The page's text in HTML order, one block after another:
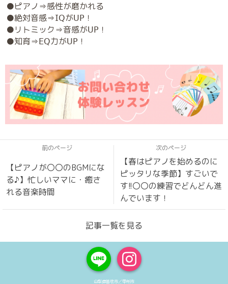
●ピアノ⇒感性が磨かれる
●絶対音感⇒𝖨𝖰が𝖴𝖯！
●リトミック⇒音感が𝖴𝖯！
●知育⇒𝖤𝖰力が𝖴𝖯！
前のページ
【ピアノが〇〇のBGMにな
る♪】忙しいママに・癒さ
れる音楽時間
次のページ
【春はピアノを始めるのに
ピッタリな季節】すごいで
す!!〇〇の練習でどんどん進
んでいます！
記事一覧を見る
山梨県笛吹市／甲州市